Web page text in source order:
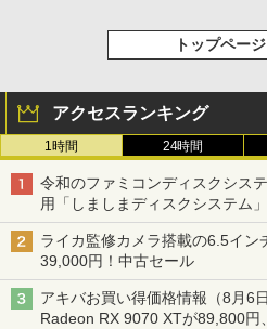
トップペー
アクセスランキング
1時間 24時間
令和のファミコンディスクシス
用「しましまディスクシステム」
ライカ監修カメラ搭載の6.5イン
39,000円！中古セール
アキバお買い得価格情報（8月6
Radeon RX 9070 XTが89,800円